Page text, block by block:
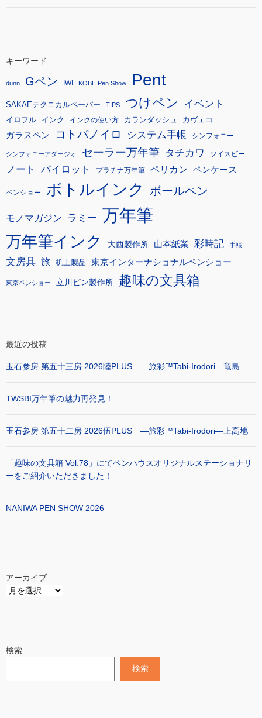
キーワード
dunn Gペン IWI KOBE Pen Show Pent
SAKAEテクニカルペーパー TIPS つけペン イベント
イロフル インク インクの使い方 カランダッシュ カヴェコ
ガラスペン コトバノイロ システム手帳 シンフォニー
シンフォニーアダージオ セーラー万年筆 タチカワ ツイスビー
ノート パイロット プラチナ万年筆 ペリカン ペンケース
ペンショー ボトルインク ボールペン
モノマガジン ラミー 万年筆
万年筆インク 大西製作所 山本紙業 彩時記 手帳
文房具 旅 机上製品 東京インターナショナルペンショー
東京ペンショー 立川ピン製作所 趣味の文具箱
最近の投稿
玉石参房 第五十三房 2026陸PLUS ―旅彩™Tabi-Irodori―竜島
TWSBI万年筆の魅力再発見！
玉石参房 第五十二房 2026伍PLUS ―旅彩™Tabi-Irodori―上高地
「趣味の文具箱 Vol.78」にてペンハウスオリジナルステーショナリ
ーをご紹介いただきました！
NANIWA PEN SHOW 2026
アーカイブ
検索
検索